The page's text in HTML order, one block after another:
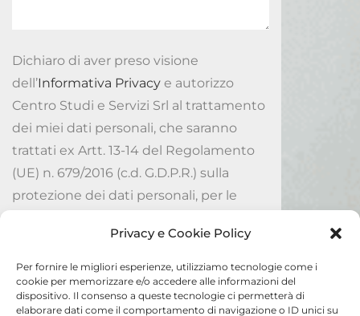
Privacy e Cookie Policy
Per fornire le migliori esperienze, utilizziamo tecnologie come i
cookie per memorizzare e/o accedere alle informazioni del
dispositivo. Il consenso a queste tecnologie ci permetterà di
elaborare dati come il comportamento di navigazione o ID unici su
Dichiaro di aver preso visione
dell’Informativa Privacy e autorizzo
Centro Studi e Servizi Srl al trattamento
dei miei dati personali, che saranno
trattati ex Artt. 13-14 del Regolamento
(UE) n. 679/2016 (c.d. G.D.P.R.) sulla
protezione dei dati personali, per le
Invia